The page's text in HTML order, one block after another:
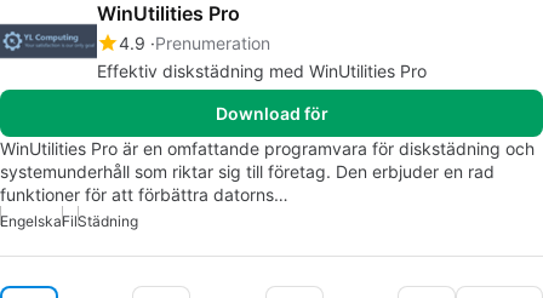
WinUtilities Pro
4.9 Prenumeration
Effektiv diskstädning med WinUtilities Pro
Download för
WinUtilities Pro är en omfattande programvara för diskstädning och
systemunderhåll som riktar sig till företag. Den erbjuder en rad
funktioner för att förbättra datorns…
EngelskaFilStädning